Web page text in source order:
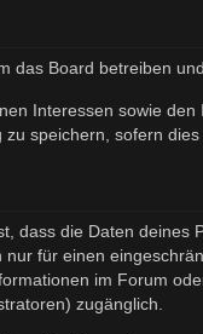
das Board betreiben
Interessen sowie
speichern, sofern
dass die Daten deines
für einen
im Forum
zugänglich.